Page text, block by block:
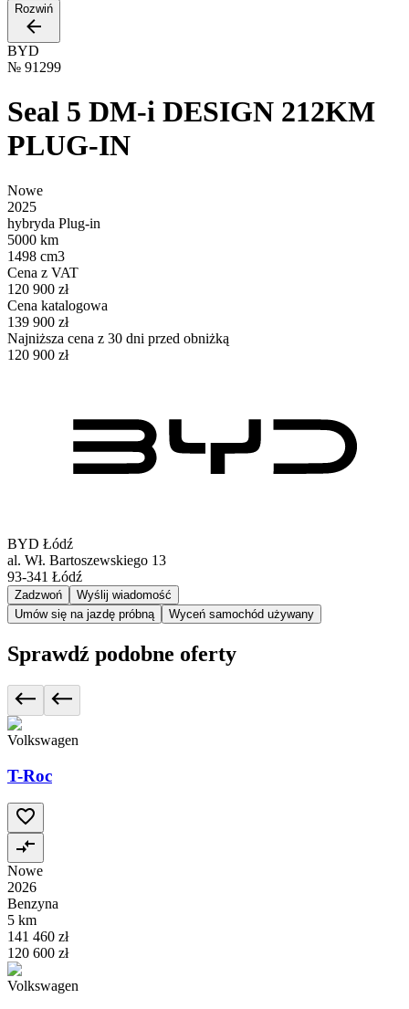
Rozwiń
BYD
№ 91299
Seal 5 DM-i DESIGN 212KM
PLUG-IN
Nowe
2025
hybryda Plug-in
5000 km
1498 cm3
Cena z VAT
120 900 zł
Cena katalogowa
139 900 zł
Najniższa cena z 30 dni przed obniżką
120 900 zł
BYD Łódź
al. Wł. Bartoszewskiego 13
93-341 Łódź
Zadzwoń
Wyślij wiadomość
Umów się na jazdę próbną
Wyceń samochód używany
Sprawdź podobne oferty
Volkswagen
T-Roc
Nowe
2026
Benzyna
5 km
141 460 zł
120 600 zł
Volkswagen